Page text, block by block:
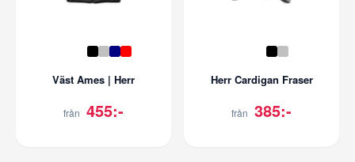
Väst Ames | Herr
från 455:-
Herr Cardigan Fraser
från 385:-